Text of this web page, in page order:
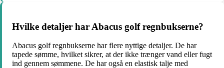
Hvilke detaljer har Abacus golf regnbukserne?
Abacus golf regnbukserne har flere nyttige detaljer. De har
tapede sømme, hvilket sikrer, at der ikke trænger vand eller fugt
ind gennem sømmene. De har også en elastisk talje med